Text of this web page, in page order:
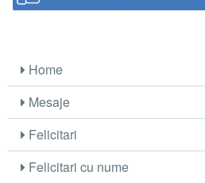
Home
Mesaje
Felicitari
Felicitari cu nume